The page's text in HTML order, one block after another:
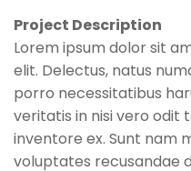
Project Description
Lorem ipsum dolor sit
elit. Delectus, natus
porro necessitatibus
veritatis in nisi vero odit
inventore ex. Sunt nam
voluptates recusandae